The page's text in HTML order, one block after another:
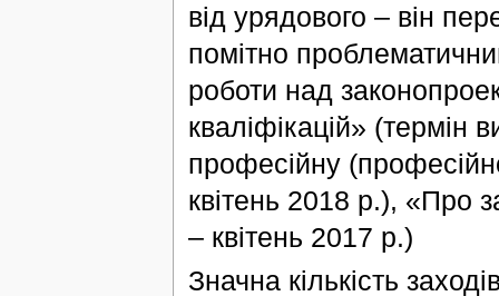
від урядового – він
помітно
роботи над
кваліфікацій»
професійну
квітень 2018 р.), «Про
– квітень 2017 р.)
Значна кількість